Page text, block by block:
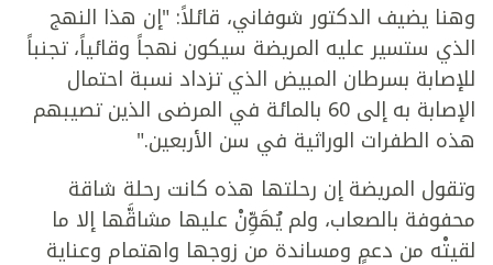
وهنا يضيف الدكتور شوفاني، قائلاً: "إن هذا النهج
الذي ستسير عليه المريضة سيكون نهجاً وقائياً، تجنباً
للإصابة بسرطان المبيض الذي تزداد نسبة احتمال
الإصابة به إلى 60 بالمائة في المرضى الذين تصيبهم
هذه الطفرات الوراثية في سن الأربعين."
وتقول المريضة إن رحلتها هذه كانت رحلة شاقة
محفوفة بالصعاب، ولم يُهَوِّنْ عليها مشاقَّها إلا ما
لقيتْه من دعمٍ ومساندة من زوجها واهتمام وعناية